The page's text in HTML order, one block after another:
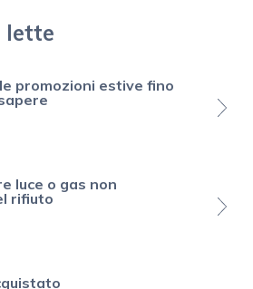
lette
promozioni estive fino
luce o gas non
rifiuto